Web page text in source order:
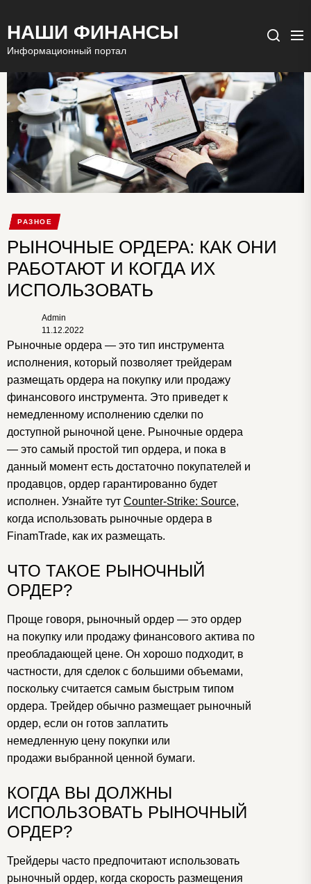
НАШИ ФИНАНСЫ
Информационный портал
Поиск
РАЗНОЕ
РЫНОЧНЫЕ ОРДЕРА: КАК ОНИ
РАБОТАЮТ И КОГДА ИХ
ИСПОЛЬЗОВАТЬ
Admin
11.12.2022
Рыночные ордера — это тип инструмента
исполнения, который позволяет трейдерам
размещать ордера на покупку или продажу
финансового инструмента. Это приведет к
немедленному исполнению сделки по
доступной рыночной цене. Рыночные ордера
— это самый простой тип ордера, и пока в
данный момент есть достаточно покупателей и
продавцов, ордер гарантированно будет
исполнен. Узнайте тут Counter-Strike: Source,
когда использовать рыночные ордера в
FinamTrade, как их размещать.
ЧТО ТАКОЕ РЫНОЧНЫЙ
ОРДЕР?
Проще говоря, рыночный ордер — это ордер
на покупку или продажу финансового актива по
преобладающей цене. Он хорошо подходит, в
частности, для сделок с большими объемами,
поскольку считается самым быстрым типом
ордера. Трейдер обычно размещает рыночный
ордер, если он готов заплатить
немедленную цену покупки или
продажи выбранной ценной бумаги.
КОГДА ВЫ ДОЛЖНЫ
ИСПОЛЬЗОВАТЬ РЫНОЧНЫЙ
ОРДЕР?
Трейдеры часто предпочитают использовать
рыночный ордер, когда скорость размещения